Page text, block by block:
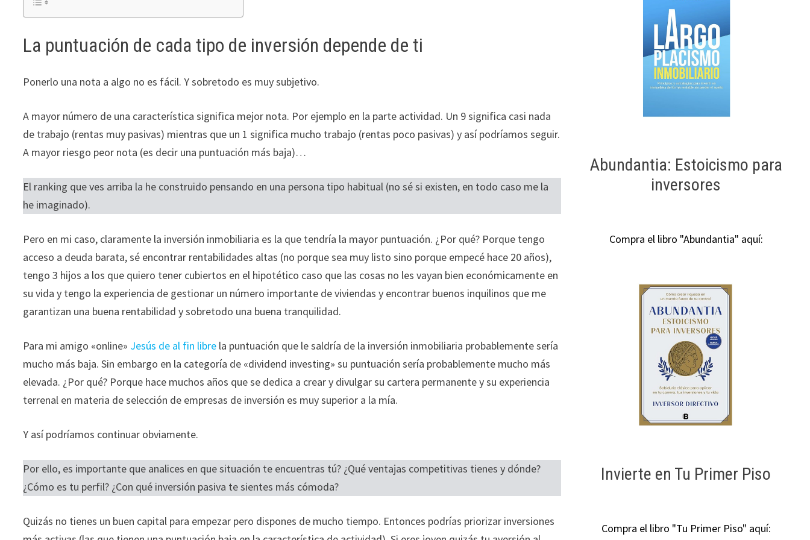
La puntuación de cada tipo de inversión depende de ti
Ponerlo una nota a algo no es fácil. Y sobretodo es muy subjetivo.
A mayor número de una característica significa mejor nota. Por ejemplo en la parte actividad. Un 9 significa casi nada
de trabajo (rentas muy pasivas) mientras que un 1 significa mucho trabajo (rentas poco pasivas) y así podríamos seguir.
A mayor riesgo peor nota (es decir una puntuación más baja)…
El ranking que ves arriba la he construido pensando en una persona tipo habitual (no sé si existen, en todo caso me la
he imaginado).
Pero en mi caso, claramente la inversión inmobiliaria es la que tendría la mayor puntuación. ¿Por qué? Porque tengo
acceso a deuda barata, sé encontrar rentabilidades altas (no porque sea muy listo sino porque empecé hace 20 años),
tengo 3 hijos a los que quiero tener cubiertos en el hipotético caso que las cosas no les vayan bien económicamente en
su vida y tengo la experiencia de gestionar un número importante de viviendas y encontrar buenos inquilinos que me
garantizan una buena rentabilidad y sobretodo una buena tranquilidad.
Para mi amigo «online» Jesús de al fin libre la puntuación que le saldría de la inversión inmobiliaria probablemente sería
mucho más baja. Sin embargo en la categoría de «dividend investing» su puntuación sería probablemente mucho más
elevada. ¿Por qué? Porque hace muchos años que se dedica a crear y divulgar su cartera permanente y su experiencia
terrenal en materia de selección de empresas de inversión es muy superior a la mía.
Y así podríamos continuar obviamente.
Por ello, es importante que analices en que situación te encuentras tú? ¿Qué ventajas competitivas tienes y dónde?
¿Cómo es tu perfil? ¿Con qué inversión pasiva te sientes más cómoda?
Quizás no tienes un buen capital para empezar pero dispones de mucho tiempo. Entonces podrías priorizar inversiones
Abundantia: Estoicismo para
inversores
Compra el libro "Abundantia" aquí:
Invierte en Tu Primer Piso
Compra el libro "Tu Primer Piso" aquí: